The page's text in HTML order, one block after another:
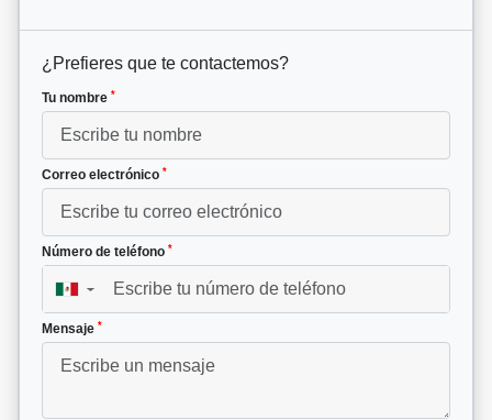
¿Prefieres que te contactemos?
Tu nombre *
Correo electrónico *
Número de teléfono *
▼
Mensaje *